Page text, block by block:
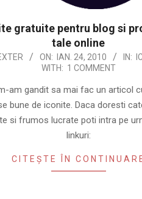
gratuite pentru blog si
tale online
ON: IAN. 24, 2010 IN:
WITH: 1 COMMENT
am gandit sa mai fac un articol
bune de iconite. Daca doresti
si frumos lucrate poti intra pe
linkuri:
CITEȘTE ÎN